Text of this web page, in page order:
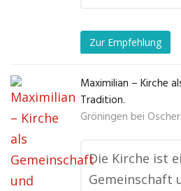
Zur Empfehlung
Maximilian – Kirche
Tradition.
Gröningen bei
Die Kirche ist
Gemeinschaft